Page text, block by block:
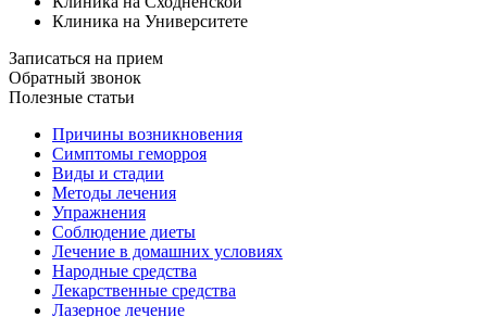
Клиника на Университете
Записаться на прием
Обратный звонок
Полезные статьи
Причины возникновения
Симптомы геморроя
Виды и стадии
Методы лечения
Упражнения
Соблюдение диеты
Лечение в домашних условиях
Народные средства
Лекарственные средства
Лазерное лечение